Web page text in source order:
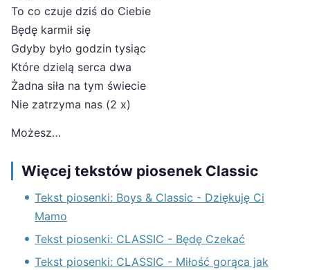
To co czuje dziś do Ciebie
Będę karmił się
Gdyby było godzin tysiąc
Które dzielą serca dwa
Żadna siła na tym świecie
Nie zatrzyma nas (2 x)
Możesz…
Więcej tekstów piosenek Classic
Tekst piosenki: Boys & Classic - Dziękuję Ci
Mamo
Tekst piosenki: CLASSIC - Będę Czekać
Tekst piosenki: CLASSIC - Miłość gorąca jak